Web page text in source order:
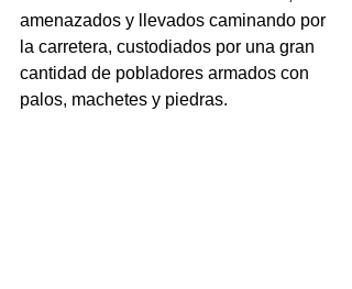
amenazados y llevados caminando por
la carretera, custodiados por una gran
cantidad de pobladores armados con
palos, machetes y piedras.